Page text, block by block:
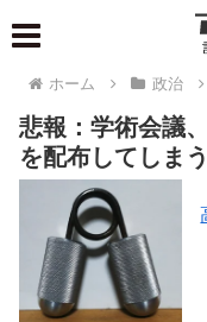
ホーム 政治
悲報：学術会議
を配布してしまう